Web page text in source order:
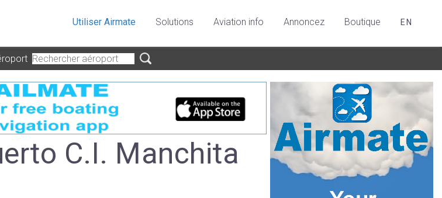
Utiliser Airmate Solutions Aviation info Annoncez Boutique EN
C.I. Manchita